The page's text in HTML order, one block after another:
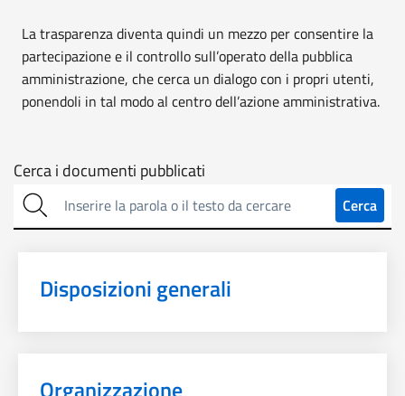
La trasparenza diventa quindi un mezzo per consentire la
partecipazione e il controllo sull’operato della pubblica
amministrazione, che cerca un dialogo con i propri utenti,
ponendoli in tal modo al centro dell’azione amministrativa.
Cerca
sulla
Cerca i documenti pubblicati
Cerca
Disposizioni generali
Organizzazione